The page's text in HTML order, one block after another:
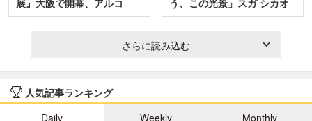
＆…
と…
さらに読み込む
人気記事ランキング
Daily
Weekly Monthly